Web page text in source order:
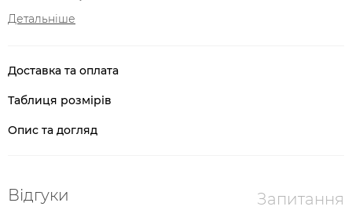
Детальніше
Доставка та оплата
Таблиця розмірів
Опис та догляд
Відгуки Запитання